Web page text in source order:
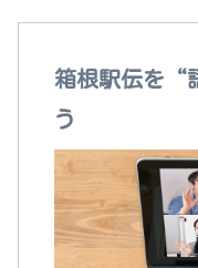
箱根駅伝を“
う